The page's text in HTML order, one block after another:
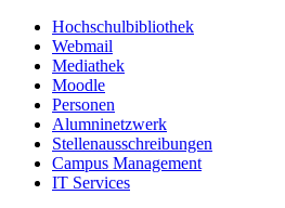
Hochschulbibliothek
Webmail
Mediathek
Moodle
Personen
Alumninetzwerk
Stellenausschreibungen
Campus Management
IT Services